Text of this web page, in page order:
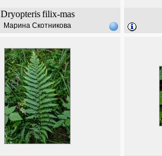
Dryopteris filix-mas
Марина Скотникова